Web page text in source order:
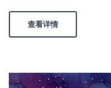
查看详情